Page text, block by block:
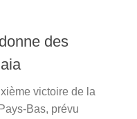
des
victoire de la
Bas, prévu